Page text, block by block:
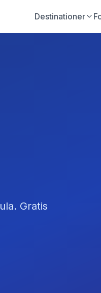
Destinationer
. Gratis